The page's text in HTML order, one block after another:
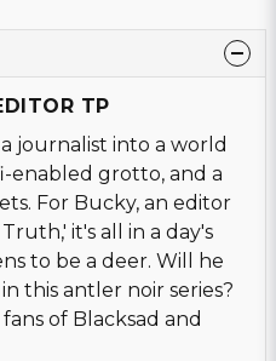
TP
journalist into a world
enabled grotto, and a
For Bucky, an editor
it's all in a day's
to be a deer. Will he
this antler noir series?
of Blacksad and